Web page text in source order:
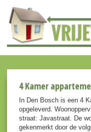
4 Kamer
In Den Bosch is een 4
opgeleverd.
straat: Javastraat. De
gekenmerkt door de